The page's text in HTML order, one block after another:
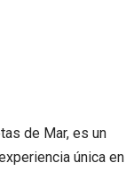
de Mar, es un
única en